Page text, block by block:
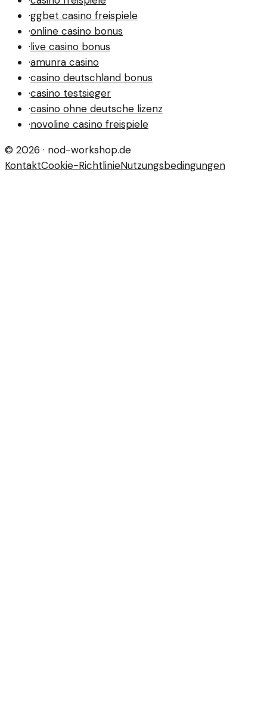
·ggbet casino freispiele
·online casino bonus
·live casino bonus
·amunra casino
·casino deutschland bonus
·casino testsieger
·casino ohne deutsche lizenz
·novoline casino freispiele
© 2026 · nod-workshop.de
KontaktCookie-RichtlinieNutzungsbedingungen